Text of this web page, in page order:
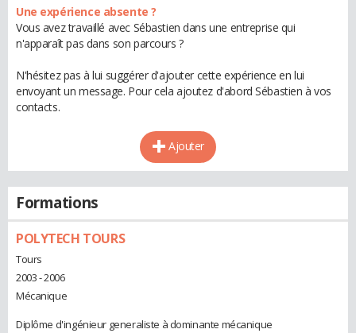
Une expérience absente ?
Vous avez travaillé avec Sébastien dans une entreprise qui
n'apparaît pas dans son parcours ?
N'hésitez pas à lui suggérer d'ajouter cette expérience en lui
envoyant un message. Pour cela ajoutez d'abord Sébastien à vos
contacts.
Ajouter
Formations
POLYTECH TOURS
Tours
2003 - 2006
Mécanique
Diplôme d'ingénieur generaliste à dominante mécanique